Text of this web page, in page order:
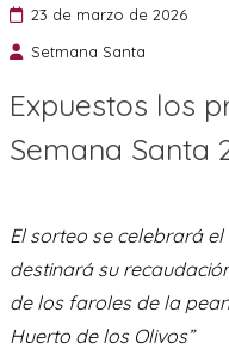
23 de marzo de 2026
Setmana Santa
Expuestos los
Semana Santa
El sorteo se celebrará
destinará su
de los faroles de la
Huerto de los Olivos”